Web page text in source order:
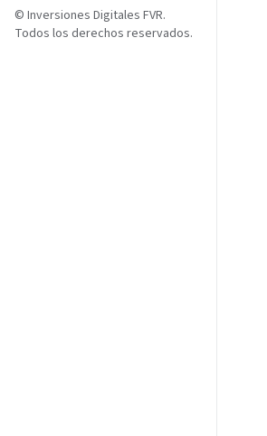
© Inversiones Digitales FVR.
Todos los derechos reservados.